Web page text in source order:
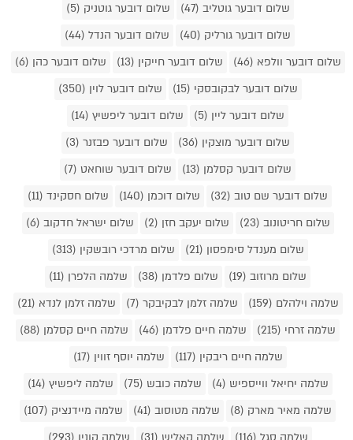
שלום דובער גוטליב (47)
שלום דובער גוטניק (5)
שלום דובער גורליק (40)
שלום דובער הנדל (44)
שלום דובער וולפא (46)
שלום דובער חייקין (13)
שלום דובער כהן (6)
שלום דובער לבקובסקי (15)
שלום דובער לוין (350)
שלום דובער ליין (5)
שלום דובער ליפשיץ (14)
שלום דובער מוצקין (36)
שלום דובער פבזנר (3)
שלום דובער קסלמן (13)
שלום דובער שוחאט (7)
שלום דובער שם טוב (32)
שלום דוכמן (140)
שלום חסקינד (11)
שלום חריטונוב (23)
שלום יעקב חזן (2)
שלום ישראל חדקוב (6)
שלום מענדל סימפסון (21)
שלום מרדכי רובשקין (313)
שלום מרוזוב (19)
שלום פלדמן (38)
שלמה הלפרן (11)
שלמה וילהלם (159)
שלמה זלמן לבקיבקר (7)
שלמה זלמן לנדא (21)
שלמה זרחי (215)
שלמה חיים פלדמן (46)
שלמה חיים קסלמן (88)
שלמה חיים ריבקין (117)
שלמה יוסף זווין (17)
שלמה יחיאל ווייספיש (4)
שלמה כובש (75)
שלמה ליפשיץ (14)
שלמה מאיר מארק (8)
שלמה מטוסוב (41)
שלמה מיידנציק (107)